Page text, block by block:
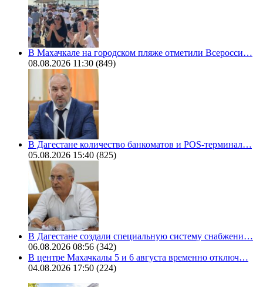
В Махачкале на городском пляже отметили Всеросси…
08.08.2026 11:30 (849)
В Дагестане количество банкоматов и POS-терминал…
05.08.2026 15:40 (825)
В Дагестане создали специальную систему снабжени…
06.08.2026 08:56 (342)
В центре Махачкалы 5 и 6 августа временно отключ…
04.08.2026 17:50 (224)